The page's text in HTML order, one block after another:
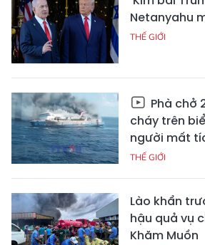
Netanyahu
THẾ GIỚI
Phà chở
cháy trên
người mất
THẾ GIỚI
Lào khẩn
hậu quả vụ
Khăm Muồn